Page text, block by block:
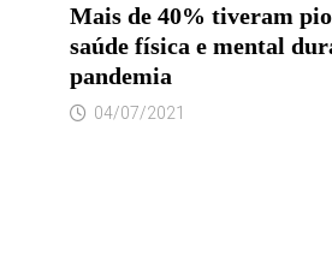
Mais de 40% tiveram
saúde física e mental
pandemia
04/07/2021